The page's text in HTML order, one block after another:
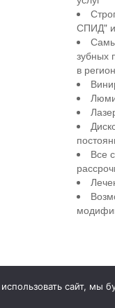
СПИД" и
зубных
в
Все
сайт, мы